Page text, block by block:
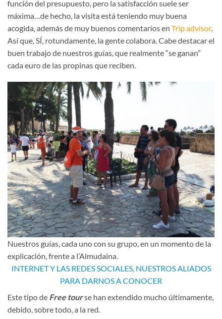
función del presupuesto, pero la satisfacción suele ser
máxima…de hecho, la visita está teniendo muy buena
acogida, además de muy buenos comentarios en Trip advisor.
Así que, SÍ, rotundamente, la gente colabora. Cabe destacar el
buen trabajo de nuestros guías, que realmente “se ganan”
cada euro de las propinas que reciben.
Nuestros guías, cada uno con su grupo, en un momento de la
explicación, frente a l’Almudaina.
INTERNET Y LAS REDES SOCIALES, NUESTROS ALIADOS
PARA DARNOS A CONOCER
Este tipo de Free tourse han extendido mucho últimamente,
debido, sobre todo, a la red.